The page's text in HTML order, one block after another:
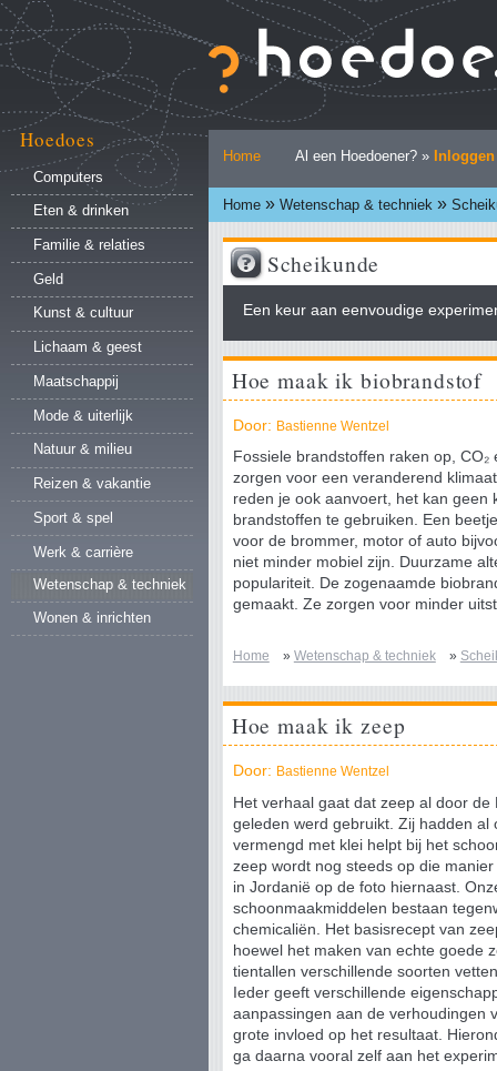
naar
inhoud.
Ga
naar
navigatie
Persoonlijke
hulpmiddelen
Home Al een Hoedoener? » Inloggen
Home » Wetenschap & techniek »
Hoedoes
Computers
Eten & drinken
Familie & relaties
Geld
Kunst & cultuur
Lichaam & geest
Maatschappij
Mode & uiterlijk
Natuur & milieu
Reizen & vakantie
Sport & spel
Werk & carrière
Wetenschap & techniek
Wonen & inrichten
Scheikunde
Een keur aan eenvoudige
Hoe maak ik biobrandstof
Door: Bastienne Wentzel
Fossiele brandstoffen raken op,
zorgen voor een veranderend
reden je ook aanvoert, het kan geen
brandstoffen te gebruiken. Een
voor de brommer, motor of auto
niet minder mobiel zijn. Duurzame
populariteit. De zogenaamde
gemaakt. Ze zorgen voor minder
Home » Wetenschap & techniek »
Hoe maak ik zeep
Door: Bastienne Wentzel
Het verhaal gaat dat zeep al door de
geleden werd gebruikt. Zij hadden al
vermengd met klei helpt bij het
zeep wordt nog steeds op die
in Jordanië op de foto hiernaast.
schoonmaakmiddelen bestaan
chemicaliën. Het basisrecept van
hoewel het maken van echte goede
tientallen verschillende soorten
Ieder geeft verschillende
aanpassingen aan de verhoudingen
grote invloed op het resultaat.
ga daarna vooral zelf aan het